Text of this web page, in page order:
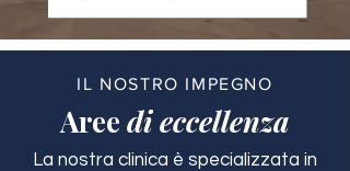
IL NOSTRO IMPEGNO
Aree di eccellenza
La nostra clinica è specializzata in